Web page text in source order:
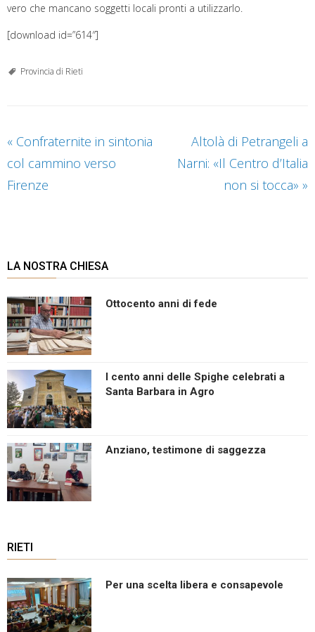
vero che mancano soggetti locali pronti a utilizzarlo.
[download id=”614″]
Provincia di Rieti
« Confraternite in sintonia
col cammino verso
Firenze
Altolà di Petrangeli a
Narni: «Il Centro d’Italia
non si tocca» »
LA NOSTRA CHIESA
Ottocento anni di fede
I cento anni delle Spighe celebrati a
Santa Barbara in Agro
Anziano, testimone di saggezza
RIETI
Per una scelta libera e consapevole